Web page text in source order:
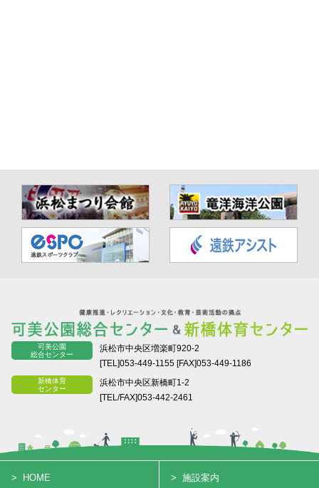
可美公園
総合センター
浜松市中央区増楽町920-2
[TEL]053-449-1155 [FAX]053-449-1186
新橋体育
センター
浜松市中央区新橋町1-2
[TEL/FAX]053-442-2461
HOME 施設案内